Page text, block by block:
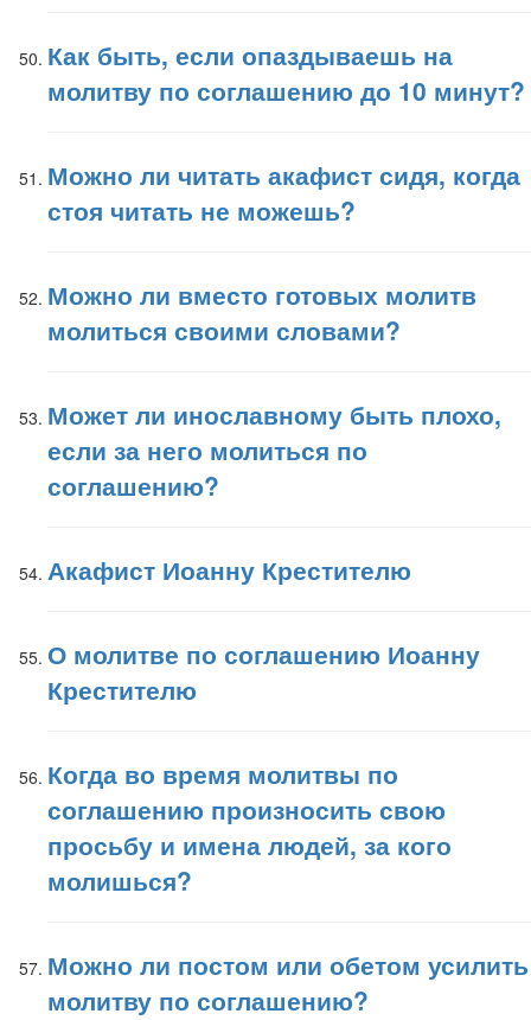
Как быть, если опаздываешь на
молитву по соглашению до 10 минут?
Можно ли читать акафист сидя, когда
стоя читать не можешь?
Можно ли вместо готовых молитв
молиться своими словами?
Может ли инославному быть плохо,
если за него молиться по
соглашению?
Акафист Иоанну Крестителю
О молитве по соглашению Иоанну
Крестителю
Когда во время молитвы по
соглашению произносить свою
просьбу и имена людей, за кого
молишься?
Можно ли постом или обетом усилить
молитву по соглашению?